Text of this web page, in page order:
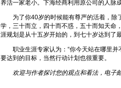
养活一家老小。下海经商利用原公司的人
为了你40岁的时候能有尊严的活着，除
学，三十而立，四十而不惑，五十而知天命
涯规划是从十五岁开始的，到七十岁达到
职业生涯专家认为：“你今天站在哪里并
要达到的目标，当然行动计划也很重要。
欢迎与作者探讨您的观点和看法，电子